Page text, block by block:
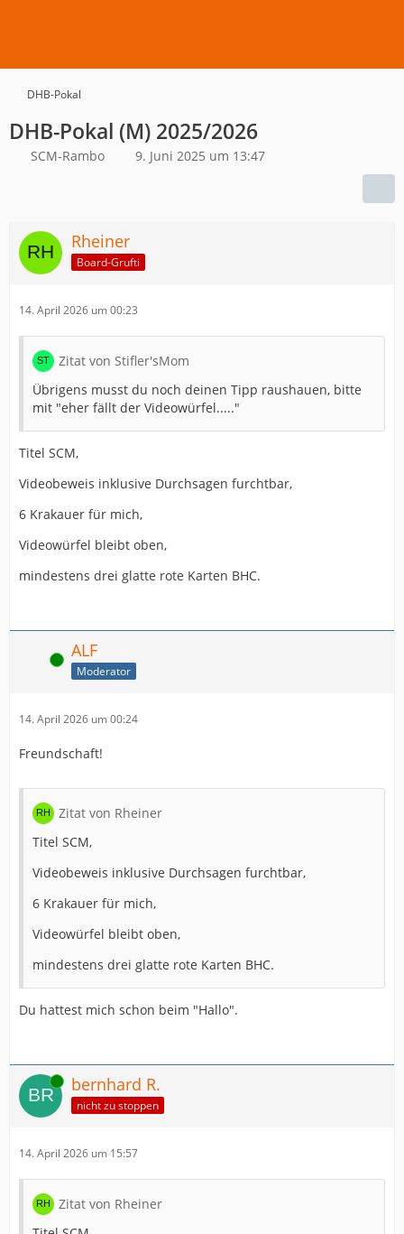
DHB-Pokal
DHB-Pokal (M) 2025/2026
SCM-Rambo 9. Juni 2025 um 13:47
Rheiner
Board-Grufti
14. April 2026 um 00:23
Zitat von Stifler'sMom
Übrigens musst du noch deinen Tipp raushauen, bitte
mit "eher fällt der Videowürfel....."
Titel SCM,
Videobeweis inklusive Durchsagen furchtbar,
6 Krakauer für mich,
Videowürfel bleibt oben,
mindestens drei glatte rote Karten BHC.
Online ALF
Moderator
14. April 2026 um 00:24
Freundschaft!
Zitat von Rheiner
Titel SCM,
Videobeweis inklusive Durchsagen furchtbar,
6 Krakauer für mich,
Videowürfel bleibt oben,
mindestens drei glatte rote Karten BHC.
Du hattest mich schon beim "Hallo".
Online bernhard R.
nicht zu stoppen
14. April 2026 um 15:57
Zitat von Rheiner